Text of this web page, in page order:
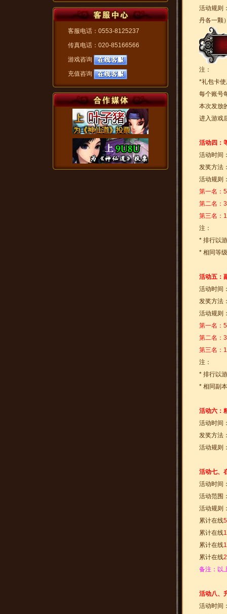
活动规则
丹各一颗
注：
*礼包卡
每个账号
本次发放
进入游戏
活动四：
活动时间
发奖方法
活动规则
第一名：
第二名：
第三名：
注：
* 排行以
* 相同等
活动五：
活动时间
发奖方法
活动规则
第一名：
第二名：
第三名：
注：
* 排行以
* 相同副
活动六：
活动时间
发奖方法
活动规则
活动七、
活动时间
活动范围
活动规则
累计在线
累计在线
累计在线
累计在线
备注：以
活动八、
活动时间
客服电话：0553-8125237
传真电话：020-85166566
游戏咨询
充值咨询